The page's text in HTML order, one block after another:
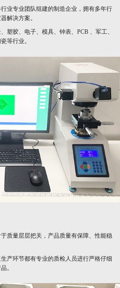
业专业团队组建的制造企业，拥有多年行
解决方案。
塑胶、电子、模具、钟表、PCB 、军工、
等行业。
质量层层把关，产品质量有保障、性能稳
产环节都有专业的质检人员进行严格仔细
。